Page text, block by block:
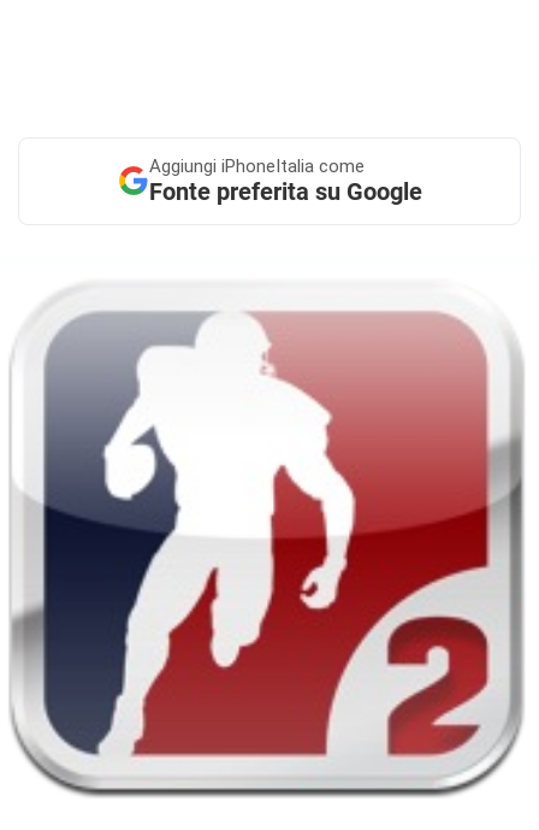
Aggiungi iPhoneItalia come
Fonte preferita su Google